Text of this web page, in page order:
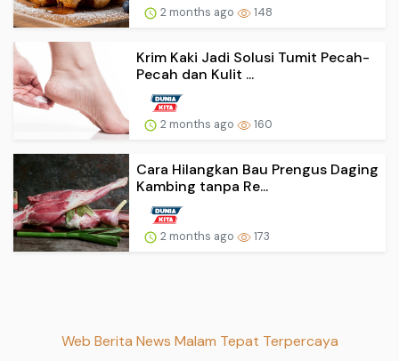
2 months ago 148
Krim Kaki Jadi Solusi Tumit Pecah-
Pecah dan Kulit ...
2 months ago 160
Cara Hilangkan Bau Prengus Daging
Kambing tanpa Re...
2 months ago 173
Web Berita News Malam Tepat Terpercaya